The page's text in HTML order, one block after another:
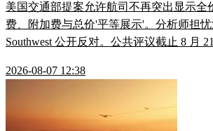
美国交通部提案允许航司不再突出显示全
费、附加费与总价'平等展示'。分析师担忧
Southwest 公开反对。公共评议截止 8 月 21
2026-08-07 12:38